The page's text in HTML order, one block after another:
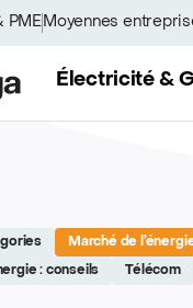
PME Moyennes
MegaÉlectricité &
Marché de
: conseils Télécom
- https://softedge.be